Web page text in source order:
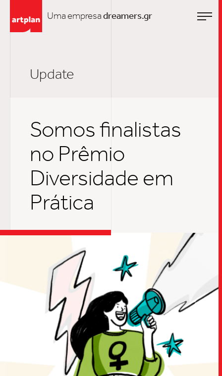
Uma empresadreamers.gr
Update
Somos finalistas
no Prêmio
Diversidade em
Prática